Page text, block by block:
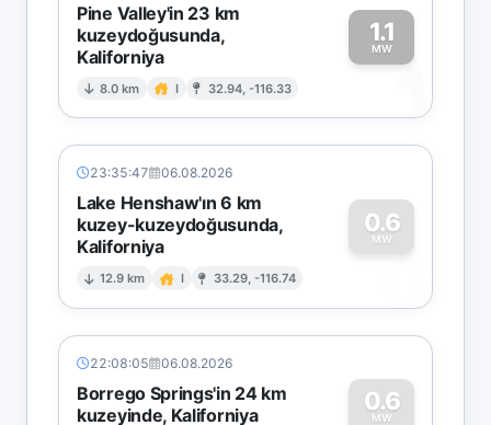
Pine Valley'in 23 km
kuzeydoğusunda,
Kaliforniya
8.0 km I 32.94, -116.33
1.1
MW
1
23:35:47 06.08.2026
Lake Henshaw'ın 6 km
kuzey-kuzeydoğusunda,
Kaliforniya
12.9 km I 33.29, -116.74
0.6
MW
0
22:08:05 06.08.2026
Borrego Springs'in 24 km
kuzeyinde, Kaliforniya
0.6
MW